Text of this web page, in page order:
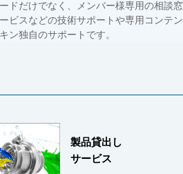
ドだけでなく、メンバー様専用の相談窓
ビスなどの技術サポートや専用コンテン
ン独自のサポートです。
製品貸出し
サービス